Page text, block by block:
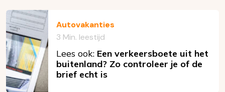
Autovakanties
3 Min. leestijd
Lees ook: Een verkeersboete uit het
buitenland? Zo controleer je of de
brief echt is